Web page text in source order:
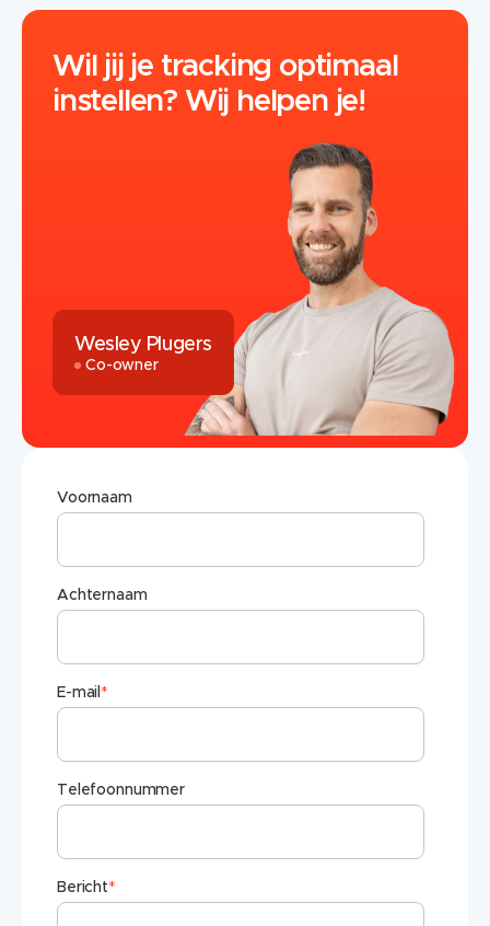
Wil jij je tracking optimaal
instellen? Wij helpen je!
Wesley Plugers
Co-owner
Voornaam
Achternaam
E-mail *
Telefoonnummer
Bericht*